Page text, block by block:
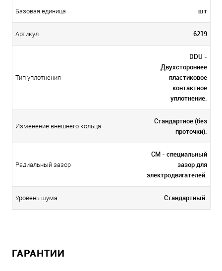
Базовая единица шт
Артикул 6219
Тип уплотнения
DDU -
Двухстороннее
пластиковое
контактное
уплотнение.
Изменение внешнего кольца
Стандартное (без
проточки).
Радиальный зазор
CM - специальный
зазор для
электродвигателей.
Уровень шума Стандартный.
ГАРАНТИИ